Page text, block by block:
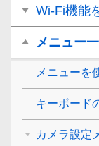
Wi-Fi機能
メニュー
メニューを
キーボード
カメラ設定